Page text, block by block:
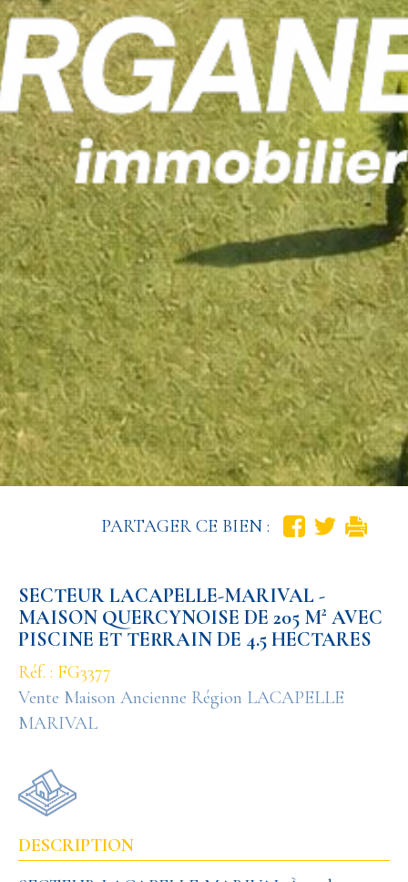
PARTAGER CE BIEN :
SECTEUR LACAPELLE-MARIVAL -
MAISON QUERCYNOISE DE 205 M² AVEC
PISCINE ET TERRAIN DE 4.5 HECTARES
Réf. : FG3377
Vente Maison Ancienne Région LACAPELLE
MARIVAL
DESCRIPTION